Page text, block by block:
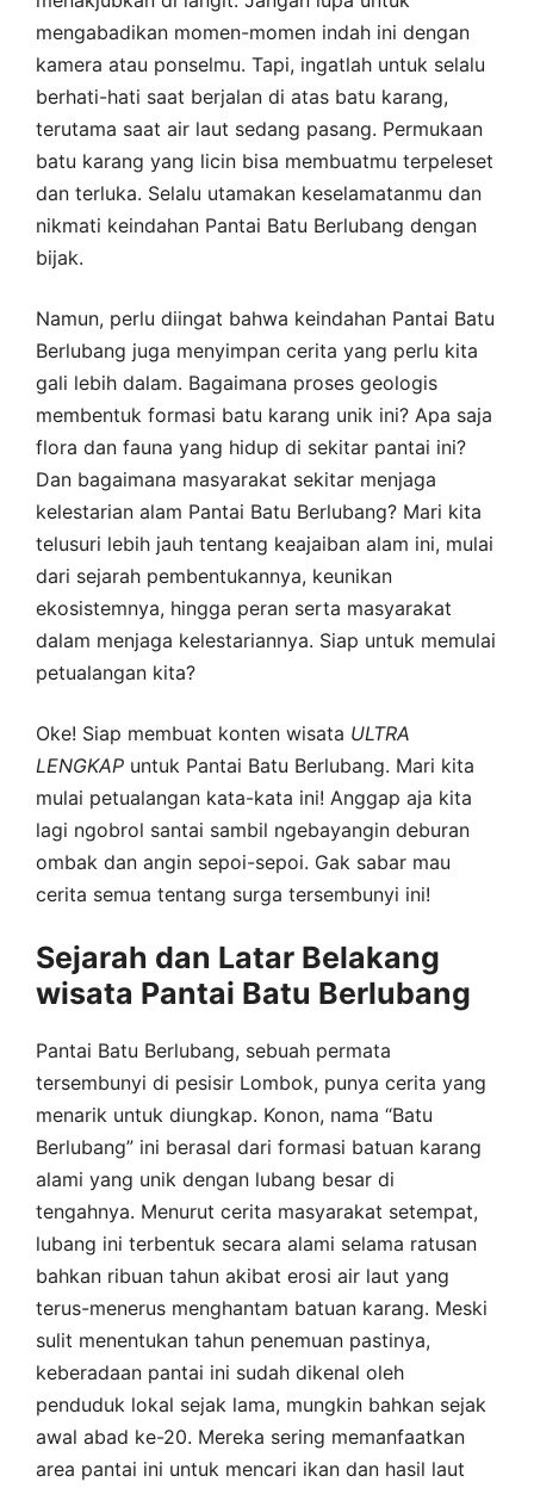
mengabadikan momen-momen indah ini dengan
kamera atau ponselmu. Tapi, ingatlah untuk selalu
berhati-hati saat berjalan di atas batu karang,
terutama saat air laut sedang pasang. Permukaan
batu karang yang licin bisa membuatmu terpeleset
dan terluka. Selalu utamakan keselamatanmu dan
nikmati keindahan Pantai Batu Berlubang dengan
bijak.
Namun, perlu diingat bahwa keindahan Pantai Batu
Berlubang juga menyimpan cerita yang perlu kita
gali lebih dalam. Bagaimana proses geologis
membentuk formasi batu karang unik ini? Apa saja
flora dan fauna yang hidup di sekitar pantai ini?
Dan bagaimana masyarakat sekitar menjaga
kelestarian alam Pantai Batu Berlubang? Mari kita
telusuri lebih jauh tentang keajaiban alam ini, mulai
dari sejarah pembentukannya, keunikan
ekosistemnya, hingga peran serta masyarakat
dalam menjaga kelestariannya. Siap untuk memulai
petualangan kita?
Oke! Siap membuat konten wisata ULTRA
LENGKAP untuk Pantai Batu Berlubang. Mari kita
mulai petualangan kata-kata ini! Anggap aja kita
lagi ngobrol santai sambil ngebayangin deburan
ombak dan angin sepoi-sepoi. Gak sabar mau
cerita semua tentang surga tersembunyi ini!
Sejarah dan Latar Belakang
wisata Pantai Batu Berlubang
Pantai Batu Berlubang, sebuah permata
tersembunyi di pesisir Lombok, punya cerita yang
menarik untuk diungkap. Konon, nama “Batu
Berlubang” ini berasal dari formasi batuan karang
alami yang unik dengan lubang besar di
tengahnya. Menurut cerita masyarakat setempat,
lubang ini terbentuk secara alami selama ratusan
bahkan ribuan tahun akibat erosi air laut yang
terus-menerus menghantam batuan karang. Meski
sulit menentukan tahun penemuan pastinya,
keberadaan pantai ini sudah dikenal oleh
penduduk lokal sejak lama, mungkin bahkan sejak
awal abad ke-20. Mereka sering memanfaatkan
area pantai ini untuk mencari ikan dan hasil laut